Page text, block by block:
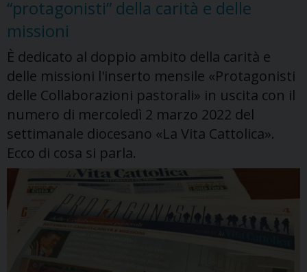
“protagonisti” della carità e delle
missioni
È dedicato al doppio ambito della carità e
delle missioni l'inserto mensile «Protagonisti
delle Collaborazioni pastorali» in uscita con il
numero di mercoledì 2 marzo 2022 del
settimanale diocesano «La Vita Cattolica».
Ecco di cosa si parla.